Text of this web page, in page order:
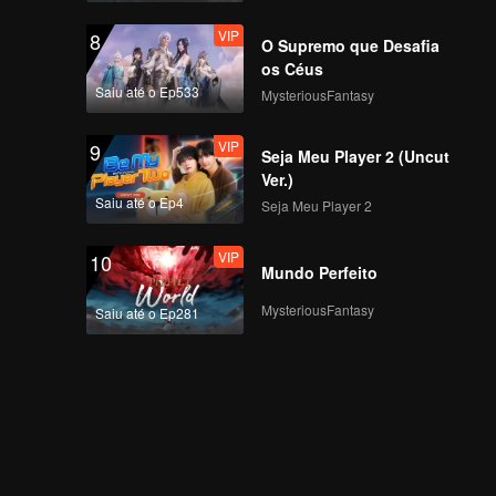
8
Saiu até o Ep533
VIP
O Supremo que Desafia
os Céus
MysteriousFantasy
9
Saiu até o Ep4
VIP
Seja Meu Player 2 (Uncut
Ver.)
Seja Meu Player 2
10
Saiu até o Ep281
VIP
Mundo Perfeito
MysteriousFantasy